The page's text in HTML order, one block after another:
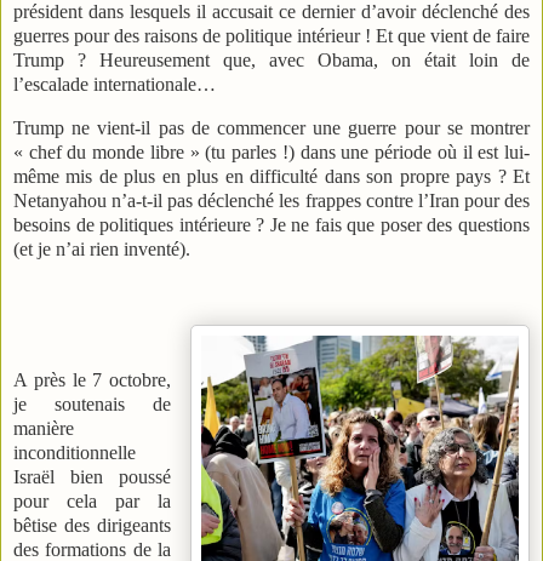
président dans lesquels il accusait ce dernier d’avoir déclenché des
guerres pour des raisons de politique intérieur ! Et que vient de faire
Trump ? Heureusement que, avec Obama, on était loin de
l’escalade internationale…
Trump ne vient-il pas de commencer une guerre pour se montrer
« chef du monde libre » (tu parles !) dans une période où il est lui-
même mis de plus en plus en difficulté dans son propre pays ? Et
Netanyahou n’a-t-il pas déclenché les frappes contre l’Iran pour des
besoins de politiques intérieure ? Je ne fais que poser des questions
(et je n’ai rien inventé).
A près le 7 octobre,
je soutenais de
manière
inconditionnelle
Israël bien poussé
pour cela par la
bêtise des dirigeants
des formations de la